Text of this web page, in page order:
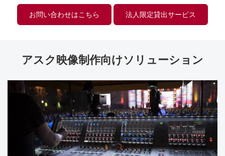
お問い合わせはこちら 法人限定貸出サービス
アスク映像制作向けソリューション